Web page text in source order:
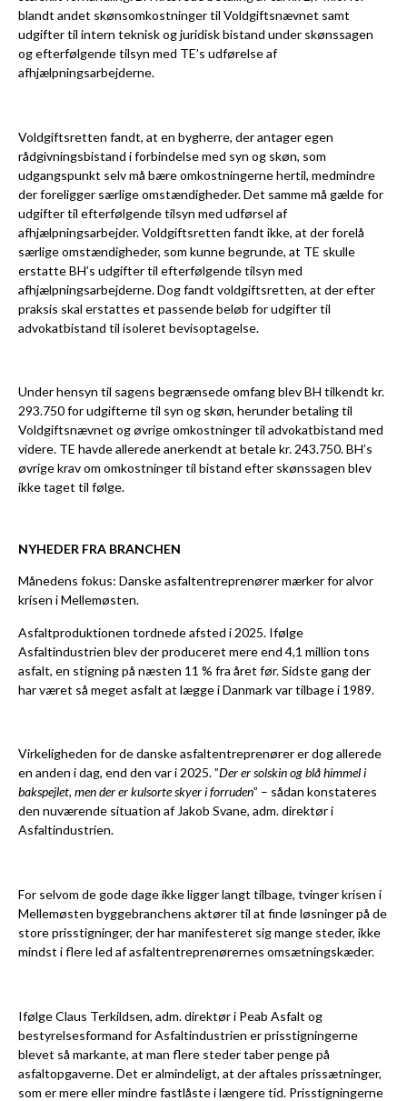
blandt andet skønsomkostninger til Voldgiftsnævnet samt
udgifter til intern teknisk og juridisk bistand under skønssagen
og efterfølgende tilsyn med TE’s udførelse af
afhjælpningsarbejderne.
Voldgiftsretten fandt, at en bygherre, der antager egen
rådgivningsbistand i forbindelse med syn og skøn, som
udgangspunkt selv må bære omkostningerne hertil, medmindre
der foreligger særlige omstændigheder. Det samme må gælde for
udgifter til efterfølgende tilsyn med udførsel af
afhjælpningsarbejder. Voldgiftsretten fandt ikke, at der forelå
særlige omstændigheder, som kunne begrunde, at TE skulle
erstatte BH’s udgifter til efterfølgende tilsyn med
afhjælpningsarbejderne. Dog fandt voldgiftsretten, at der efter
praksis skal erstattes et passende beløb for udgifter til
advokatbistand til isoleret bevisoptagelse.
Under hensyn til sagens begrænsede omfang blev BH tilkendt kr.
293.750 for udgifterne til syn og skøn, herunder betaling til
Voldgiftsnævnet og øvrige omkostninger til advokatbistand med
videre. TE havde allerede anerkendt at betale kr. 243.750. BH’s
øvrige krav om omkostninger til bistand efter skønssagen blev
ikke taget til følge.
NYHEDER FRA BRANCHEN
Månedens fokus: Danske asfaltentreprenører mærker for alvor
krisen i Mellemøsten.
Asfaltproduktionen tordnede afsted i 2025. Ifølge
Asfaltindustrien blev der produceret mere end 4,1 million tons
asfalt, en stigning på næsten 11 % fra året før. Sidste gang der
har været så meget asfalt at lægge i Danmark var tilbage i 1989.
Virkeligheden for de danske asfaltentreprenører er dog allerede
en anden i dag, end den var i 2025. ”Der er solskin og blå himmel i
bakspejlet, men der er kulsorte skyer i forruden” – sådan konstateres
den nuværende situation af Jakob Svane, adm. direktør i
Asfaltindustrien.
For selvom de gode dage ikke ligger langt tilbage, tvinger krisen i
Mellemøsten byggebranchens aktører til at finde løsninger på de
store prisstigninger, der har manifesteret sig mange steder, ikke
mindst i flere led af asfaltentreprenørernes omsætningskæder.
Ifølge Claus Terkildsen, adm. direktør i Peab Asfalt og
bestyrelsesformand for Asfaltindustrien er prisstigningerne
blevet så markante, at man flere steder taber penge på
asfaltopgaverne. Det er almindeligt, at der aftales prissætninger,
som er mere eller mindre fastlåste i længere tid. Prisstigningerne